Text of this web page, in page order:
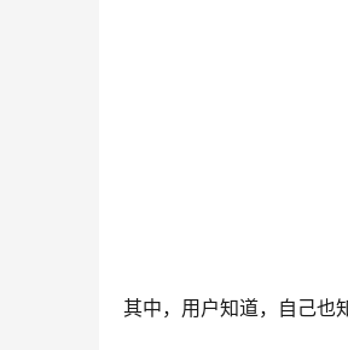
其中，用户知道，自己也